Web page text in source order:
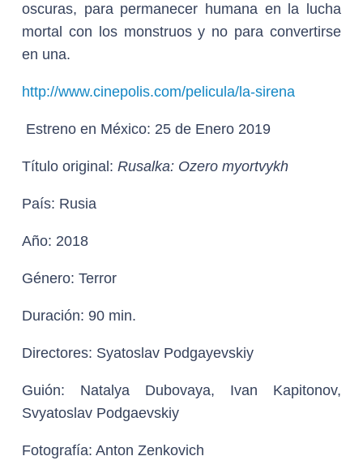
oscuras, para permanecer humana en la lucha
mortal con los monstruos y no para convertirse
en una.
http://www.cinepolis.com/pelicula/la-sirena
Estreno en México: 25 de Enero 2019
Título original: Rusalka: Ozero myortvykh
País: Rusia
Año: 2018
Género: Terror
Duración: 90 min.
Directores: Syatoslav Podgayevskiy
Guión: Natalya Dubovaya, Ivan Kapitonov,
Svyatoslav Podgaevskiy
Fotografía: Anton Zenkovich